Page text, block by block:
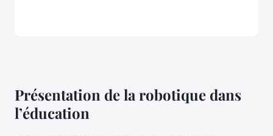
Présentation de la robotique dans
l’éducation